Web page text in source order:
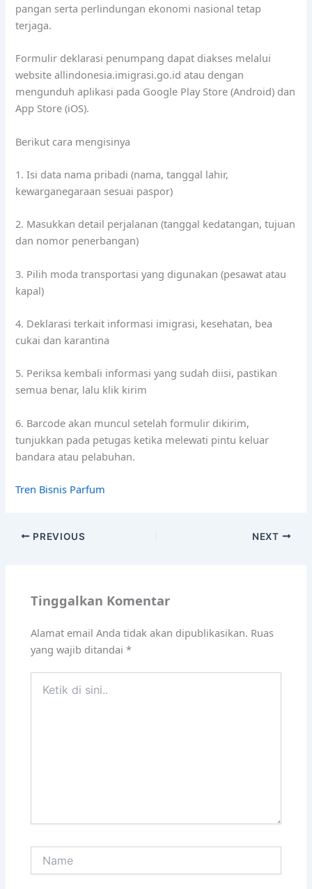
pangan serta perlindungan ekonomi nasional tetap
terjaga.
Formulir deklarasi penumpang dapat diakses melalui
website allindonesia.imigrasi.go.id atau dengan
mengunduh aplikasi pada Google Play Store (Android) dan
App Store (iOS).
Berikut cara mengisinya
1. Isi data nama pribadi (nama, tanggal lahir,
kewarganegaraan sesuai paspor)
2. Masukkan detail perjalanan (tanggal kedatangan, tujuan
dan nomor penerbangan)
3. Pilih moda transportasi yang digunakan (pesawat atau
kapal)
4. Deklarasi terkait informasi imigrasi, kesehatan, bea
cukai dan karantina
5. Periksa kembali informasi yang sudah diisi, pastikan
semua benar, lalu klik kirim
6. Barcode akan muncul setelah formulir dikirim,
tunjukkan pada petugas ketika melewati pintu keluar
bandara atau pelabuhan.
Tren Bisnis Parfum
PREVIOUS NEXT
Tinggalkan Komentar
Alamat email Anda tidak akan dipublikasikan. Ruas
yang wajib ditandai*